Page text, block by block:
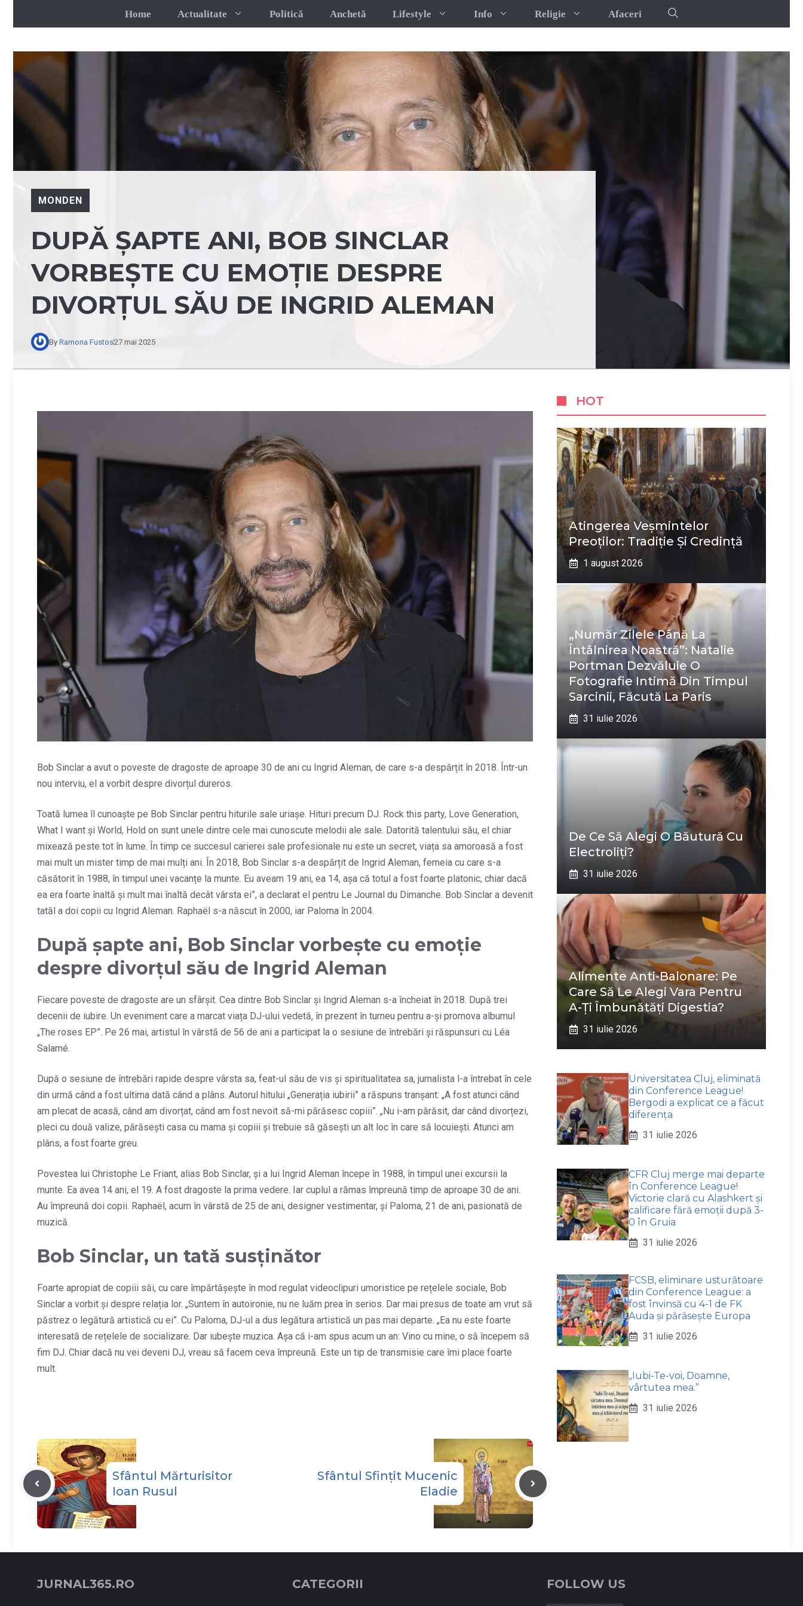
Home Actualitate Politică Anchetă Lifestyle Info Religie Afaceri
MONDEN
DUPĂ ȘAPTE ANI, BOB SINCLAR
VORBEȘTE CU EMOȚIE DESPRE
DIVORȚUL SĂU DE INGRID ALEMAN
By Ramona Fustos27 mai 2025
Bob Sinclar a avut o poveste de dragoste de aproape 30 de ani cu Ingrid Aleman, de care s-a despărțit în 2018. Într-un
nou interviu, el a vorbit despre divorțul dureros.
Toată lumea îl cunoaște pe Bob Sinclar pentru hiturile sale uriașe. Hituri precum DJ. Rock this party, Love Generation,
What I want și World, Hold on sunt unele dintre cele mai cunoscute melodii ale sale. Datorită talentului său, el chiar
mixează peste tot în lume. În timp ce succesul carierei sale profesionale nu este un secret, viața sa amoroasă a fost
mai mult un mister timp de mai mulți ani. În 2018, Bob Sinclar s-a despărțit de Ingrid Aleman, femeia cu care s-a
căsătorit în 1988, în timpul unei vacanțe la munte. Eu aveam 19 ani, ea 14, așa că totul a fost foarte platonic, chiar dacă
ea era foarte înaltă și mult mai înaltă decât vârsta ei”, a declarat el pentru Le Journal du Dimanche. Bob Sinclar a devenit
tatăl a doi copii cu Ingrid Aleman. Raphaël s-a născut în 2000, iar Paloma în 2004.
După șapte ani, Bob Sinclar vorbește cu emoție
despre divorțul său de Ingrid Aleman
Fiecare poveste de dragoste are un sfârșit. Cea dintre Bob Sinclar și Ingrid Aleman s-a încheiat în 2018. După trei
decenii de iubire. Un eveniment care a marcat viața DJ-ului vedetă, în prezent în turneu pentru a-și promova albumul
„The roses EP”. Pe 26 mai, artistul în vârstă de 56 de ani a participat la o sesiune de întrebări și răspunsuri cu Léa
Salamé.
După o sesiune de întrebări rapide despre vârsta sa, feat-ul său de vis și spiritualitatea sa, jurnalista l-a întrebat în cele
din urmă când a fost ultima dată când a plâns. Autorul hitului „Generația iubirii” a răspuns tranșant: „A fost atunci când
am plecat de acasă, când am divorțat, când am fost nevoit să-mi părăsesc copiii”. „Nu i-am părăsit, dar când divorțezi,
pleci cu două valize, părăsești casa cu mama și copiii și trebuie să găsești un alt loc în care să locuiești. Atunci am
plâns, a fost foarte greu.
Povestea lui Christophe Le Friant, alias Bob Sinclar, și a lui Ingrid Aleman începe în 1988, în timpul unei excursii la
munte. Ea avea 14 ani, el 19. A fost dragoste la prima vedere. Iar cuplul a rămas împreună timp de aproape 30 de ani.
Au împreună doi copii. Raphaël, acum în vârstă de 25 de ani, designer vestimentar, și Paloma, 21 de ani, pasionată de
muzică.
Bob Sinclar, un tată susținător
Foarte apropiat de copiii săi, cu care împărtășește în mod regulat videoclipuri umoristice pe rețelele sociale, Bob
Sinclar a vorbit și despre relația lor. „Suntem în autoironie, nu ne luăm prea în serios. Dar mai presus de toate am vrut să
păstrez o legătură artistică cu ei”. Cu Paloma, DJ-ul a dus legătura artistică un pas mai departe. „Ea nu este foarte
interesată de rețelele de socializare. Dar iubește muzica. Așa că i-am spus acum un an: Vino cu mine, o să începem să
fim DJ. Chiar dacă nu vei deveni DJ, vreau să facem ceva împreună. Este un tip de transmisie care îmi place foarte
mult.
Sfântul Mărturisitor
Ioan Rusul
Sfântul Sfințit Mucenic
Eladie
HOT
Atingerea Veșmintelor
Preoților: Tradiție Și Credință
1 august 2026
„Număr Zilele Până La
Întâlnirea Noastră”: Natalie
Portman Dezvăluie O
Fotografie Intimă Din Timpul
Sarcinii, Făcută La Paris
31 iulie 2026
De Ce Să Alegi O Băutură Cu
Electroliți?
31 iulie 2026
Alimente Anti-Balonare: Pe
Care Să Le Alegi Vara Pentru
A-Ți Îmbunătăți Digestia?
31 iulie 2026
Universitatea Cluj, eliminată
din Conference League!
Bergodi a explicat ce a făcut
diferența
31 iulie 2026
CFR Cluj merge mai departe
în Conference League!
Victorie clară cu Alashkert și
calificare fără emoții după 3-
0 în Gruia
31 iulie 2026
FCSB, eliminare usturătoare
din Conference League: a
fost învinsă cu 4-1 de FK
Auda și părăsește Europa
31 iulie 2026
„Iubi-Te-voi, Doamne,
vârtutea mea.”
31 iulie 2026
JURNAL365.RO CATEGORII FOLLOW US